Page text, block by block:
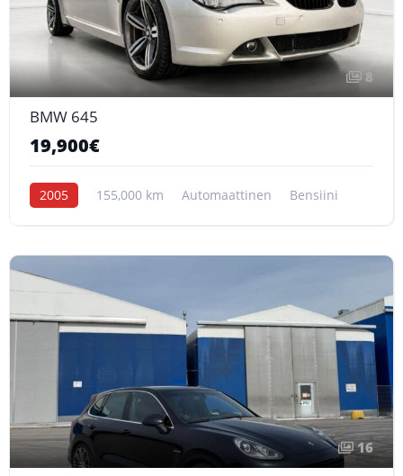
8
BMW 645
19,900€
2005 155,000 km Automaattinen Bensiini
16